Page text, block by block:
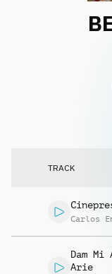
TRACK
Carlos
Dam Mi
Arie